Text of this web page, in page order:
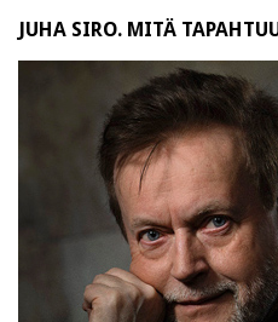
JUHA SIRO. MITÄ